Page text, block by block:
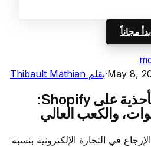
مجاناً
·بقلم Thibault Mathian
التجربة الافتراضية للأحذية على Shopify:
والكعب العالي
في التجارة الإلكترونية بنسبة